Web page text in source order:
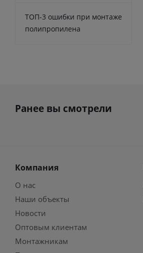
ТОП-3 ошибки при монтаже
полипропилена
Ранее вы смотрели
Компания
О нас
Наши объекты
Новости
Оптовым клиентам
Монтажникам